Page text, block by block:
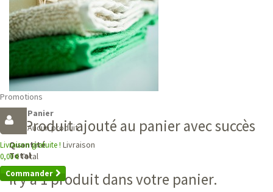
Promotions
Panier
Aucun produit
Livraison gratuite ! Livraison
0,00 €Total
Commander
Produit ajouté au panier avec succès
Quantité
Total
Il y a 1 produit dans votre panier.